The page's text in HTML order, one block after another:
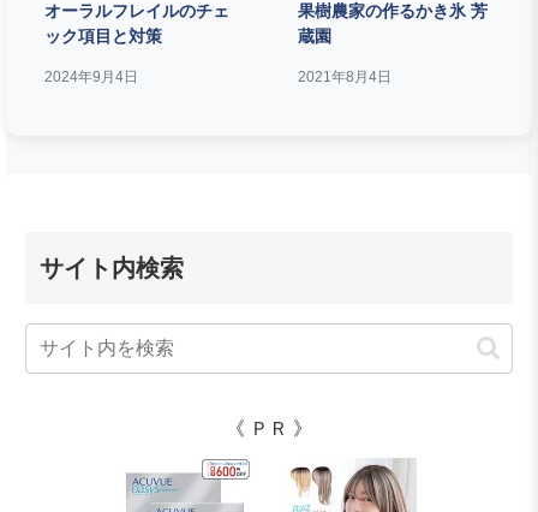
オーラルフレイルのチェ
ック項目と対策
2024年9月4日
果樹農家の作るかき氷 芳
蔵園
2021年8月4日
サイト内検索
《 ＰＲ 》